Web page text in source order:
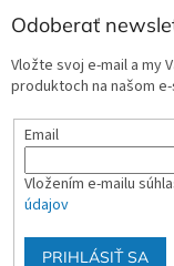
Odoberať
Vložte svoj e-mail a my
produktoch na našom
Email
Vložením e-mailu
údajov
PRIHLÁSIŤ SA